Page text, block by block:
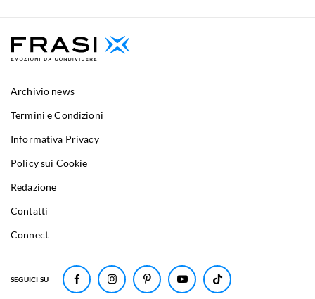
SEGUICI SU
Archivio news
Termini e Condizioni
Informativa Privacy
Policy sui Cookie
Redazione
Contatti
Connect